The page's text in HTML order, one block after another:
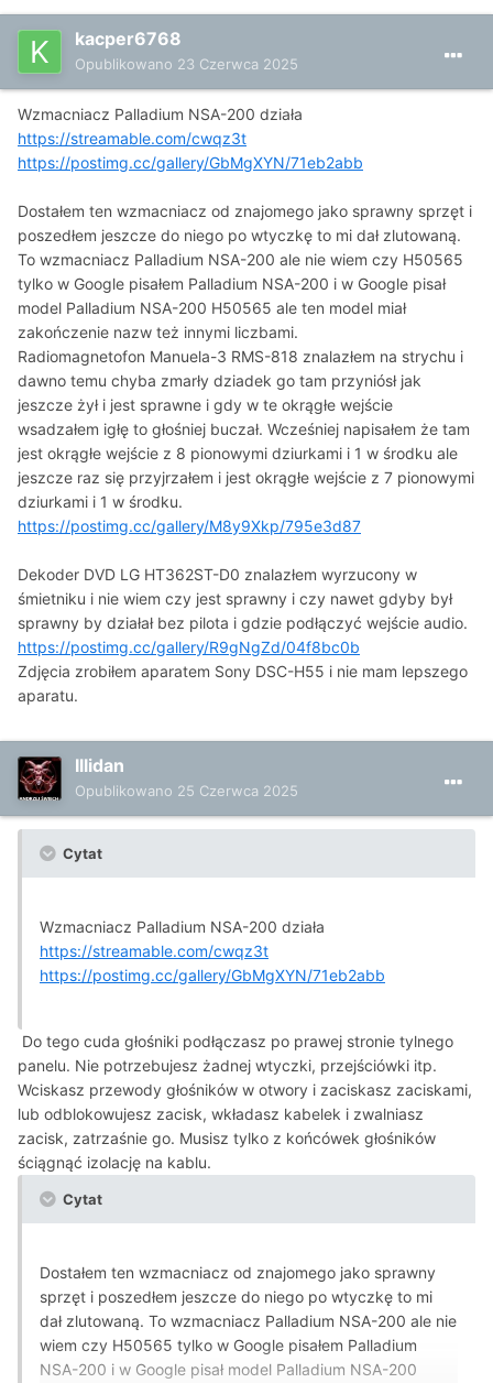
kacper6768
Opublikowano 23 Czerwca 2025
Wzmacniacz Palladium NSA-200 działa
https://streamable.com/cwqz3t
https://postimg.cc/gallery/GbMgXYN/71eb2abb
Dostałem ten wzmacniacz od znajomego jako sprawny sprzęt i
poszedłem jeszcze do niego po wtyczkę to mi dał zlutowaną.
To wzmacniacz Palladium NSA-200 ale nie wiem czy H50565
tylko w Google pisałem Palladium NSA-200 i w Google pisał
model Palladium NSA-200 H50565 ale ten model miał
zakończenie nazw też innymi liczbami.
Radiomagnetofon Manuela-3 RMS-818 znalazłem na strychu i
dawno temu chyba zmarły dziadek go tam przyniósł jak
jeszcze żył i jest sprawne i gdy w te okrągłe wejście
wsadzałem igłę to głośniej buczał. Wcześniej napisałem że tam
jest okrągłe wejście z 8 pionowymi dziurkami i 1 w środku ale
jeszcze raz się przyjrzałem i jest okrągłe wejście z 7 pionowymi
dziurkami i 1 w środku.
https://postimg.cc/gallery/M8y9Xkp/795e3d87
Dekoder DVD LG HT362ST-D0 znalazłem wyrzucony w
śmietniku i nie wiem czy jest sprawny i czy nawet gdyby był
sprawny by działał bez pilota i gdzie podłączyć wejście audio.
https://postimg.cc/gallery/R9gNgZd/04f8bc0b
Zdjęcia zrobiłem aparatem Sony DSC-H55 i nie mam lepszego
aparatu.
Illidan
Opublikowano 25 Czerwca 2025
Cytat
Wzmacniacz Palladium NSA-200 działa
https://streamable.com/cwqz3t
https://postimg.cc/gallery/GbMgXYN/71eb2abb
Do tego cuda głośniki podłączasz po prawej stronie tylnego
panelu. Nie potrzebujesz żadnej wtyczki, przejściówki itp.
Wciskasz przewody głośników w otwory i zaciskasz zaciskami,
lub odblokowujesz zacisk, wkładasz kabelek i zwalniasz
zacisk, zatrzaśnie go. Musisz tylko z końcówek głośników
ściągnąć izolację na kablu.
Cytat
Dostałem ten wzmacniacz od znajomego jako sprawny
sprzęt i poszedłem jeszcze do niego po wtyczkę to mi
dał zlutowaną. To wzmacniacz Palladium NSA-200 ale nie
wiem czy H50565 tylko w Google pisałem Palladium
NSA-200 i w Google pisał model Palladium NSA-200